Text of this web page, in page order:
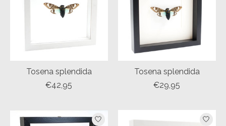
Tosena splendida
€42,95
Tosena splendida
€29,95